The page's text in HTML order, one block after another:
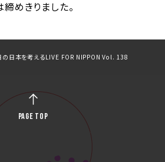
めきりました。
の日本を考えるLIVE FOR NIPPON Vol. 138
PAGE TOP